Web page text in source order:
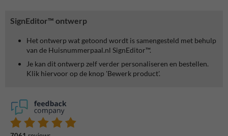
SignEditor™ ontwerp
Het ontwerp wat getoond wordt is samengesteld met behulp
van de Huisnummerpaal.nl SignEditor™.
Je kan dit ontwerp zelf verder personaliseren en bestellen.
Klik hiervoor op de knop 'Bewerk product'.